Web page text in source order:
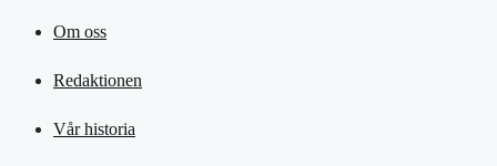
Om oss
Redaktionen
Vår historia